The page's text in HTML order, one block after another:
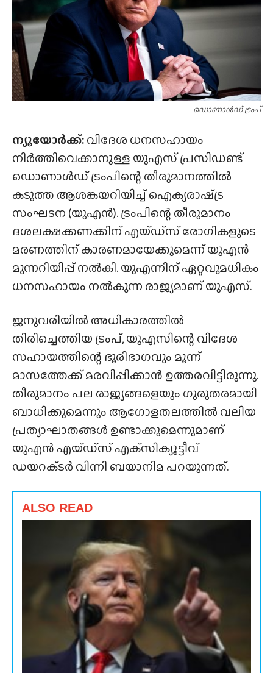
ഡൊണാൾഡ് ട്രംപ്
ന്യൂയോർക്ക്:വിദേശ ധനസഹായം
നിർത്തിവെക്കാനുള്ള യുഎസ് പ്രസിഡണ്ട്
ഡൊണാൾഡ് ട്രംപിന്റെ തീരുമാനത്തിൽ
കടുത്ത ആശങ്കയറിയിച്ച് ഐക്യരാഷ്‌ട്ര
സംഘടന (യുഎൻ). ട്രംപിന്റെ തീരുമാനം
ദശലക്ഷക്കണക്കിന് എയ്‌ഡ്‌സ്‌ രോഗികളുടെ
മരണത്തിന് കാരണമായേക്കുമെന്ന് യുഎൻ
മുന്നറിയിപ്പ് നൽകി. യുഎന്നിന് ഏറ്റവുമധികം
ധനസഹായം നൽകുന്ന രാജ്യമാണ് യുഎസ്.
ജനുവരിയിൽ അധികാരത്തിൽ
തിരിച്ചെത്തിയ ട്രംപ്, യുഎസിന്റെ വിദേശ
സഹായത്തിന്റെ ഭൂരിഭാഗവും മൂന്ന്
മാസത്തേക്ക് മരവിപ്പിക്കാൻ ഉത്തരവിട്ടിരുന്നു.
തീരുമാനം പല രാജ്യങ്ങളെയും ഗുരുതരമായി
ബാധിക്കുമെന്നും ആഗോളതലത്തിൽ വലിയ
പ്രത്യാഘാതങ്ങൾ ഉണ്ടാക്കുമെന്നുമാണ്
യുഎൻ എയ്‌ഡ്‌സ്‌ എക്‌സിക്യൂട്ടീവ്
ഡയറക്‌ടർ വിന്നി ബയാനിമ പറയുന്നത്.
ALSO READ